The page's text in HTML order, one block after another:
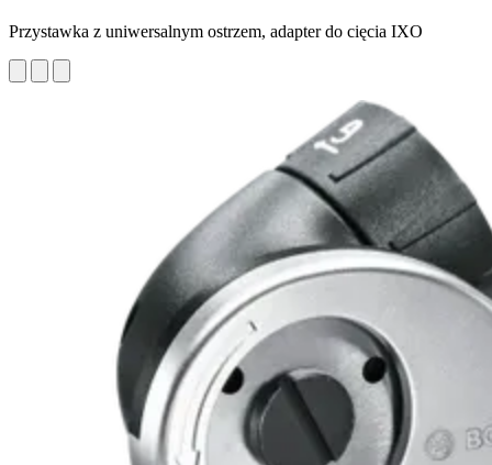
Przystawka z uniwersalnym ostrzem, adapter do cięcia IXO